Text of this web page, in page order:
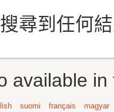
尋到任何
available
suomi français
magyar